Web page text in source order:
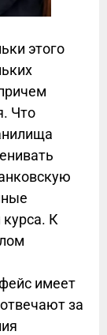
этого
Что
К
имеет
за